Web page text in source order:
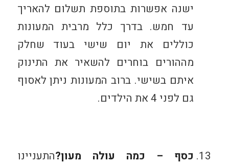
ישנה אפשרות בתוספת תשלום להאריך
עד חמש. בדרך כלל מרבית המעונות
כוללים את יום שישי בעוד שחלק
מההורים בוחרים להשאיר את התינוק
איתם בשישי. ברוב המעונות ניתן לאסוף
גם לפני 4 את הילדים.
כסף – כמה עולה מעון?התעניינו